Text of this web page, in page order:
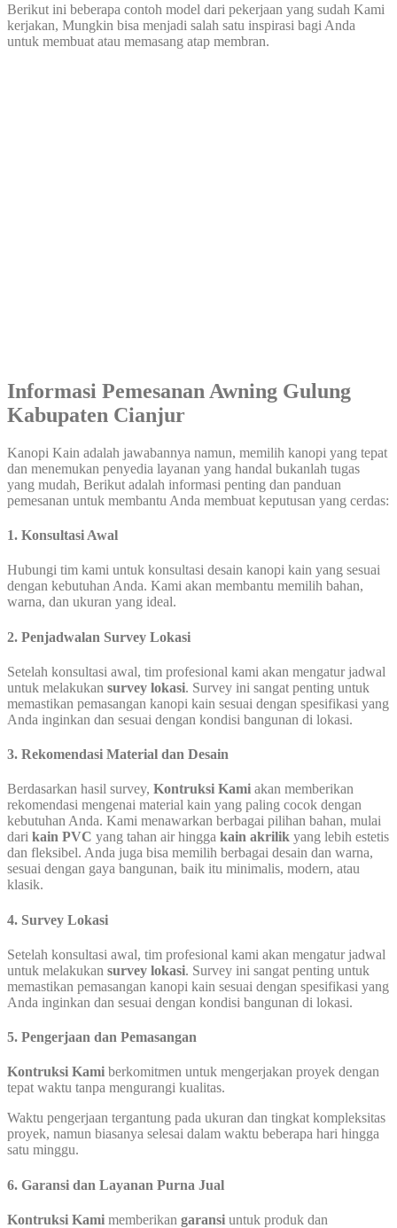
Berikut ini beberapa contoh model dari pekerjaan yang sudah Kami
kerjakan, Mungkin bisa menjadi salah satu inspirasi bagi Anda
untuk membuat atau memasang atap membran.
Informasi Pemesanan Awning Gulung
Kabupaten Cianjur
Kanopi Kain adalah jawabannya namun, memilih kanopi yang tepat
dan menemukan penyedia layanan yang handal bukanlah tugas
yang mudah, Berikut adalah informasi penting dan panduan
pemesanan untuk membantu Anda membuat keputusan yang cerdas:
1. Konsultasi Awal
Hubungi tim kami untuk konsultasi desain kanopi kain yang sesuai
dengan kebutuhan Anda. Kami akan membantu memilih bahan,
warna, dan ukuran yang ideal.
2. Penjadwalan Survey Lokasi
Setelah konsultasi awal, tim profesional kami akan mengatur jadwal
untuk melakukan survey lokasi. Survey ini sangat penting untuk
memastikan pemasangan kanopi kain sesuai dengan spesifikasi yang
Anda inginkan dan sesuai dengan kondisi bangunan di lokasi.
3. Rekomendasi Material dan Desain
Berdasarkan hasil survey, Kontruksi Kami akan memberikan
rekomendasi mengenai material kain yang paling cocok dengan
kebutuhan Anda. Kami menawarkan berbagai pilihan bahan, mulai
dari kain PVC yang tahan air hingga kain akrilik yang lebih estetis
dan fleksibel. Anda juga bisa memilih berbagai desain dan warna,
sesuai dengan gaya bangunan, baik itu minimalis, modern, atau
klasik.
4. Survey Lokasi
Setelah konsultasi awal, tim profesional kami akan mengatur jadwal
untuk melakukan survey lokasi. Survey ini sangat penting untuk
memastikan pemasangan kanopi kain sesuai dengan spesifikasi yang
Anda inginkan dan sesuai dengan kondisi bangunan di lokasi.
5. Pengerjaan dan Pemasangan
Kontruksi Kami berkomitmen untuk mengerjakan proyek dengan
tepat waktu tanpa mengurangi kualitas.
Waktu pengerjaan tergantung pada ukuran dan tingkat kompleksitas
proyek, namun biasanya selesai dalam waktu beberapa hari hingga
satu minggu.
6. Garansi dan Layanan Purna Jual
Kontruksi Kami memberikan garansi untuk produk dan